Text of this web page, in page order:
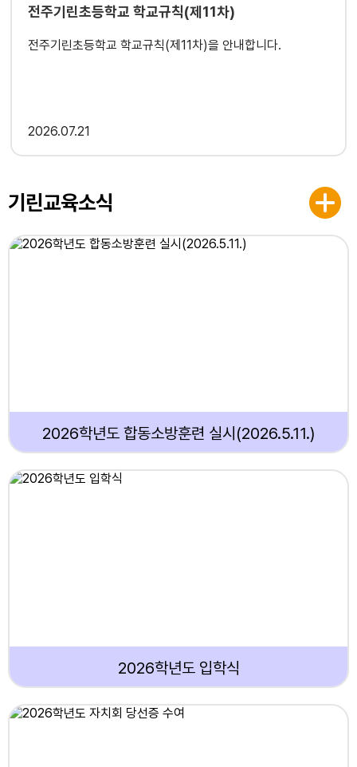
전주기린초등학교 학교규칙(제11차)
전주기린초등학교 학교규칙(제11차)을 안내합니다.
2026 07.21
기린교육소식
2026학년도 합동소방훈련 실시(2026.5.11.)
2026학년도 입학식